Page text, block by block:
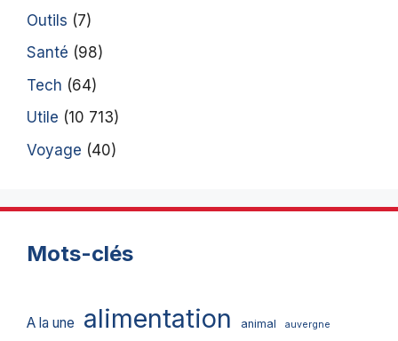
Outils (7)
Santé (98)
Tech (64)
Utile (10 713)
Voyage (40)
Mots-clés
A la une alimentation animal auvergne